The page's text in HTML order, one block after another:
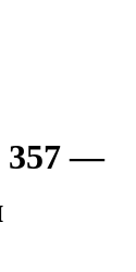
357 —